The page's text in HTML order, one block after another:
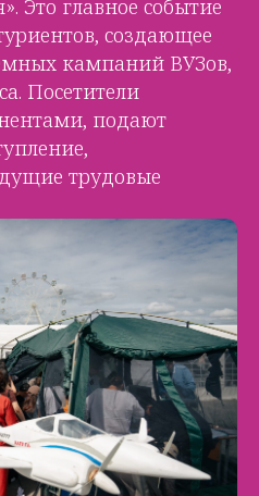
Это главное событие
создающее
кампаний ВУЗов,
Посетители
подают
трудовые